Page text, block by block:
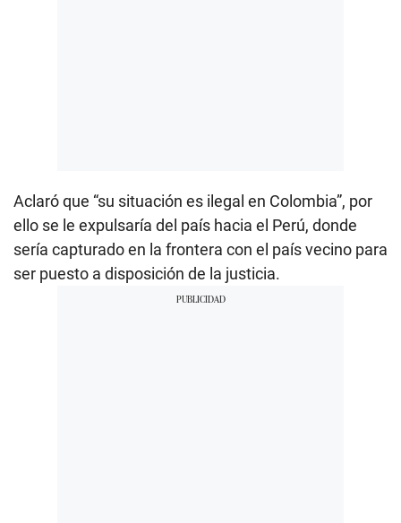
Aclaró que “su situación es ilegal en Colombia”, por
ello se le expulsaría del país hacia el Perú, donde
sería capturado en la frontera con el país vecino para
ser puesto a disposición de la justicia.